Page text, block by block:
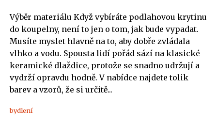
Výběr materiálu Když vybíráte podlahovou krytinu
do koupelny, není to jen o tom, jak bude vypadat.
Musíte myslet hlavně na to, aby dobře zvládala
vlhko a vodu. Spousta lidí pořád sází na klasické
keramické dlaždice, protože se snadno udržují a
vydrží opravdu hodně. V nabídce najdete tolik
barev a vzorů, že si určitě...
bydlení